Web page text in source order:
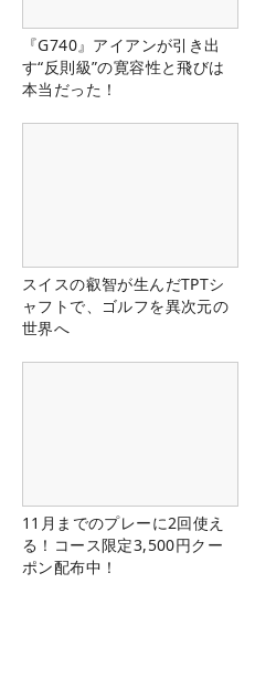
『G740』アイアンが引き出
す“反則級”の寛容性と飛びは
本当だった！
スイスの叡智が生んだTPTシ
ャフトで、ゴルフを異次元の
世界へ
11月までのプレーに2回使え
る！コース限定3,500円クー
ポン配布中！